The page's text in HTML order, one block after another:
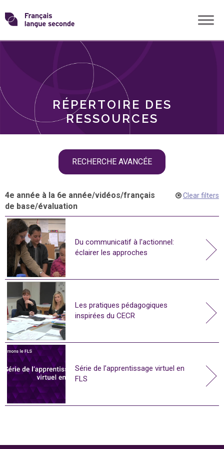
Skip
toTransformons
langue
RÉPERTOIRE DES
RESSOURCES
RECHERCHE AVANCÉE
THÈMES
4e année à la 6e année/vidéos/français
de base/évaluation
Clear filters
Du communicatif à l'actionnel:
éclairer les approches
Les pratiques pédagogiques
inspirées du CECR
Série de l’apprentissage virtuel en
FLS